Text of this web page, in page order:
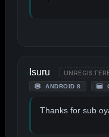
Isuru
ANDROID 8
Thanks for sub